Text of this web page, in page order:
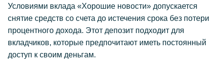
Условиями вклада «Хорошие новости» допускается
снятие средств со счета до истечения срока без потери
процентного дохода. Этот депозит подходит для
вкладчиков, которые предпочитают иметь постоянный
доступ к своим деньгам.